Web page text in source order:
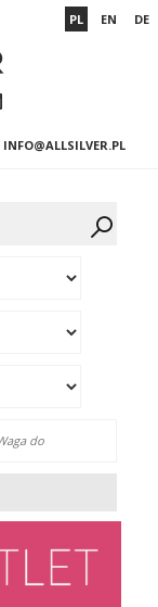
INFO@ALLSILVER.PL
PL EN DE